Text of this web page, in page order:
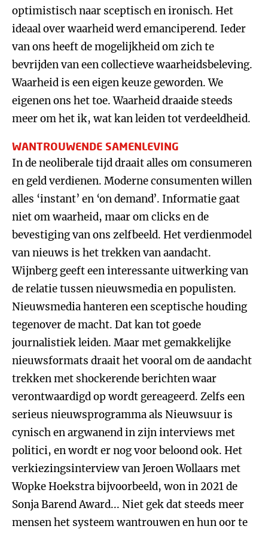
optimistisch naar sceptisch en ironisch. Het
ideaal over waarheid werd emanciperend. Ieder
van ons heeft de mogelijkheid om zich te
bevrijden van een collectieve waarheidsbeleving.
Waarheid is een eigen keuze geworden. We
eigenen ons het toe. Waarheid draaide steeds
meer om het ik, wat kan leiden tot verdeeldheid.
WANTROUWENDE SAMENLEVING
In de neoliberale tijd draait alles om consumeren
en geld verdienen. Moderne consumenten willen
alles ‘instant’ en ‘on demand’. Informatie gaat
niet om waarheid, maar om clicks en de
bevestiging van ons zelfbeeld. Het verdienmodel
van nieuws is het trekken van aandacht.
Wijnberg geeft een interessante uitwerking van
de relatie tussen nieuwsmedia en populisten.
Nieuwsmedia hanteren een sceptische houding
tegenover de macht. Dat kan tot goede
journalistiek leiden. Maar met gemakkelijke
nieuwsformats draait het vooral om de aandacht
trekken met shockerende berichten waar
verontwaardigd op wordt gereageerd. Zelfs een
serieus nieuwsprogramma als Nieuwsuur is
cynisch en argwanend in zijn interviews met
politici, en wordt er nog voor beloond ook. Het
verkiezingsinterview van Jeroen Wollaars met
Wopke Hoekstra bijvoorbeeld, won in 2021 de
Sonja Barend Award... Niet gek dat steeds meer
mensen het systeem wantrouwen en hun oor te